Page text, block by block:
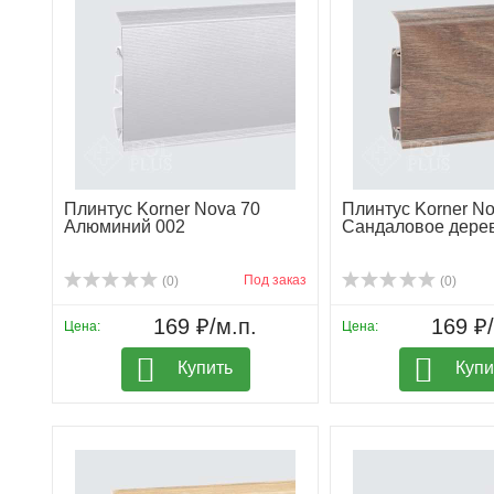
Плинтус Korner Nova 70
Алюминий 002
(0) Под заказ
Цена: 169 ₽/м.п.
Купить
Плинтус Korner
Сандаловое
(0)
Цена: 169